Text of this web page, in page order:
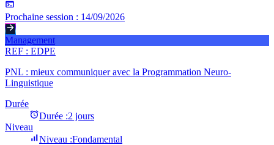
Prochaine session : 14/09/2026
Management
REF : EDPE
PNL : mieux communiquer avec la Programmation Neuro-
Linguistique
Durée
Durée :2 jours
Niveau
Niveau :Fondamental